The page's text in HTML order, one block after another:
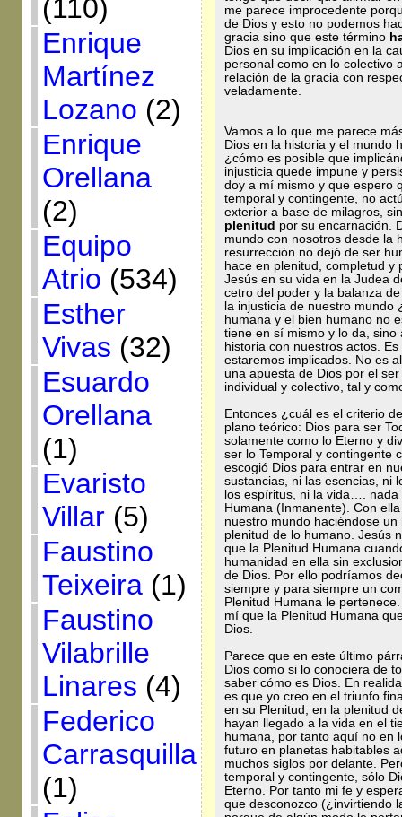
(110)
Enrique
Martínez
Lozano (2)
Enrique
Orellana
(2)
Equipo
Atrio (534)
Esther
Vivas (32)
Esuardo
Orellana
(1)
Evaristo
Villar(5)
Faustino
Teixeira(1)
Faustino
Vilabrille
Linares (4)
Federico
Carrasquilla
(1)
me parece improcedente
de Dios y esto no podemos
gracia sino que este término
Dios en su implicación en la
personal como en lo colectivo
relación de la gracia con
veladamente.
Vamos a lo que me parece
Dios en la historia y el mundo
¿cómo es posible que
injusticia quede impune y
doy a mí mismo y que espero
temporal y contingente, no
exterior a base de milagros,
plenitud por su encarnación.
mundo con nosotros desde la
resurrección no dejó de ser
hace en plenitud, completud y
Jesús en su vida en la Judea
cetro del poder y la balanza
la injusticia de nuestro
humana y el bien humano no
tiene en sí mismo y lo da,
historia con nuestros actos.
estaremos implicados. No es
una apuesta de Dios por el
individual y colectivo, tal y
Entonces ¿cuál es el criterio
plano teórico: Dios para ser
solamente como lo Eterno y
ser lo Temporal y contingente
escogió Dios para entrar en
sustancias, ni las esencias, ni
los espíritus, ni la vida….
Humana (Inmanente). Con
nuestro mundo haciéndose
plenitud de lo humano. Jesús
que la Plenitud Humana
humanidad en ella sin
de Dios. Por ello podríamos
siempre y para siempre un
Plenitud Humana le
mí que la Plenitud Humana
Dios.
Parece que en este último
Dios como si lo conociera de
saber cómo es Dios. En
es que yo creo en el triunfo
en su Plenitud, en la plenitud
hayan llegado a la vida en el
humana, por tanto aquí no en
futuro en planetas habitables
muchos siglos por delante.
temporal y contingente, sólo
Eterno. Por tanto mi fe y
que desconozco (¿invirtiendo